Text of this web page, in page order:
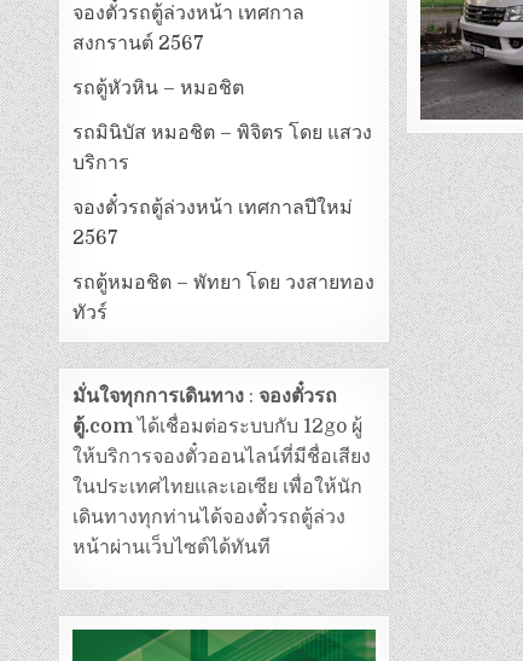
จองตั๋วรถตู้ล่วงหน้า เทศกาล
สงกรานต์ 2567
รถตู้หัวหิน – หมอชิต
รถมินิบัส หมอชิต – พิจิตร โดย แสวง
บริการ
จองตั๋วรถตู้ล่วงหน้า เทศกาลปีใหม่
2567
รถตู้หมอชิต – พัทยา โดย วงสายทอง
ทัวร์
มั่นใจทุกการเดินทาง :จองตั๋วรถ
ตู้.comได้เชื่อมต่อระบบกับ 12go ผู้
ให้บริการจองตั๋วออนไลน์ที่มีชื่อเสียง
ในประเทศไทยและเอเซีย เพื่อให้นัก
เดินทางทุกท่านได้จองตั๋วรถตู้ล่วง
หน้าผ่านเว็บไซต์ได้ทันที